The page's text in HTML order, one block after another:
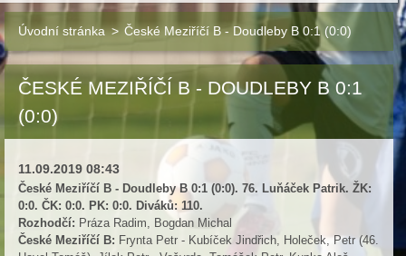
Úvodní stránka > České Meziříčí B - Doudleby B 0:1 (0:0)
ČESKÉ MEZIŘÍČÍ B - DOUDLEBY B 0:1
(0:0)
11.09.2019 08:43
České Meziříčí B - Doudleby B 0:1 (0:0). 76. Luňáček Patrik. ŽK:
0:0. ČK: 0:0. PK: 0:0. Diváků: 110.
Rozhodčí: Práza Radim, Bogdan Michal
České Meziříčí B: Frynta Petr - Kubíček Jindřich, Holeček, Petr (46.